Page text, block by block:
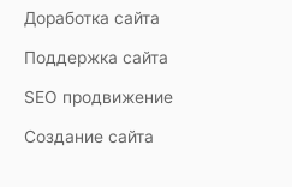
Доработка сайта
Поддержка сайта
SEO продвижение
Создание сайта